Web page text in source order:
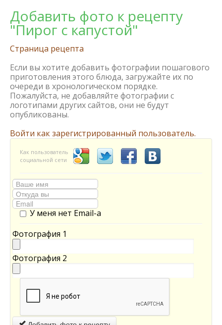
Добавить фото к рецепту
"Пирог с капустой"
Страница рецепта
Если вы хотите добавить фотографии пошагового
приготовления этого блюда, загружайте их по
очереди в хронологическом порядке.
Пожалуйста, не добавляйте фотографии с
логотипами других сайтов, они не будут
опубликованы.
Войти как зарегистрированный пользователь.
Как пользователь
социальной сети
У меня нет Email-а
Фотография 1
Фотография 2